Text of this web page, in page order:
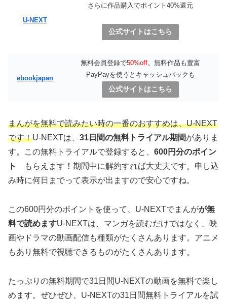
U-NEXT
さらに作品購入でポイント40%還元
公式サイトはこちら
ebookjapan
無料会員登録で50%off。無料作品も豊富
PayPayを使うとキャッシュバックも
公式サイトはこちら
まんがを無料で読みたい時の一番のおすすめは、U-NEXT
です！U-NEXTは、 31日間の無料トライアル期間がありま
す。この無料トライアルで登録すると、 600円分のポイン
ト
もらえます！期間中に解約すれば大丈夫です。申し込
み時に何日までって表示が出ますので安心ですね。
この600円分のポイントを使って、U-NEXTでまんがが無
料で読めますU-NEXTは、マンガを読むだけではなく、映
画やドラマの動画配信も種類がたくさんあります。アニメ
もあり無料で視聴できるものがたくさんあります。
たっぷりの無料期間で31日間U-NEXTの動画を無料で楽し
めます。ぜひぜひ、U-NEXTの31日間無料トライアルを試